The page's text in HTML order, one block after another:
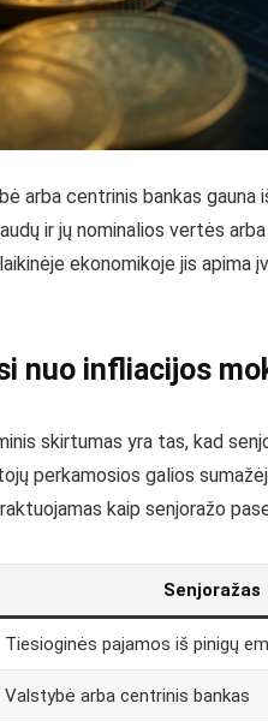
arba centrinis bankas
ir jų nominalios vertės
ekonomikoje jis apima
nuo infliacijos
skirtumas yra tas, kad
perkamosios galios
kaip senjoražo
Senjoražas
Tiesioginės pajamos iš pinigų
Valstybė arba centrinis bankas